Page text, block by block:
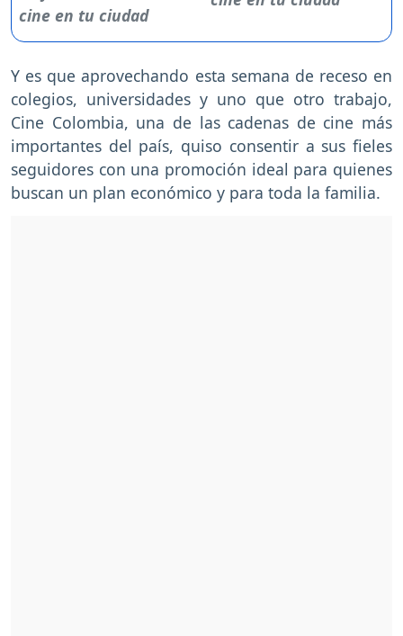
Y es que aprovechando esta semana de receso en
colegios, universidades y uno que otro trabajo,
Cine Colombia, una de las cadenas de cine más
importantes del país, quiso consentir a sus fieles
seguidores con una promoción ideal para quienes
buscan un plan económico y para toda la familia.